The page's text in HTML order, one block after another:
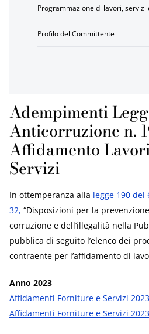
Programmazione di lavori,
Profilo del Committente
Adempimenti
Anticorruzione n.
Affidamento
Servizi
In ottemperanza alla legge 190 del
32, “Disposizioni per la
corruzione e dell’illegalità nella
pubblica di seguito l’elenco dei
contraente per l’affidamento di
Anno 2023
Affidamenti Forniture e Servizi
Affidamenti Forniture e Servizi